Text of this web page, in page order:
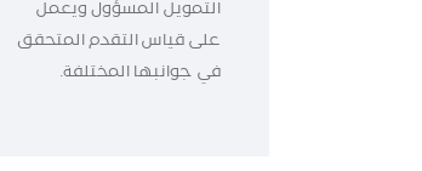
التمويل المسؤول ويعمل
على قياس التقدم المتحقق
في جوانبها المختلفة.